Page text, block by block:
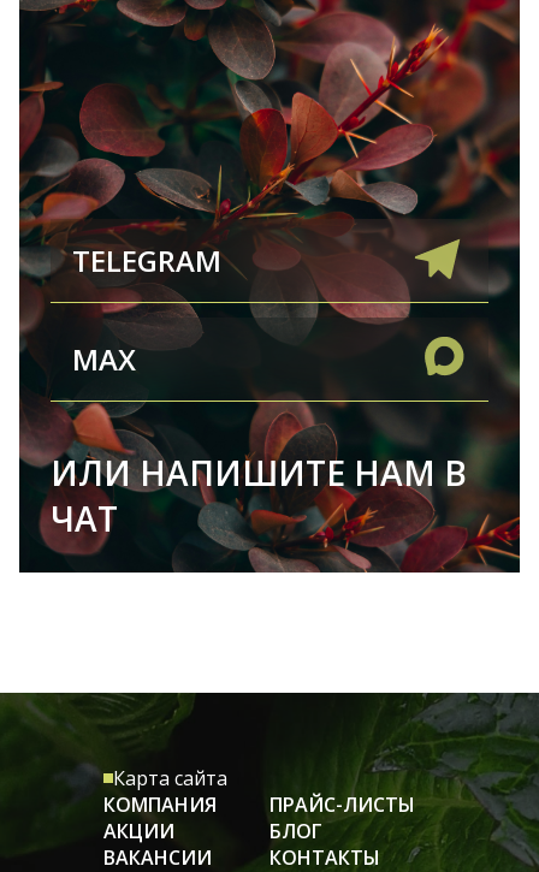
TELEGRAM
MAX
ИЛИ НАПИШИТЕ НАМ В
ЧАТ
Карта сайта
КОМПАНИЯ
ПРАЙС-ЛИСТЫ
АКЦИИ
БЛОГ
ВАКАНСИИ
КОНТАКТЫ